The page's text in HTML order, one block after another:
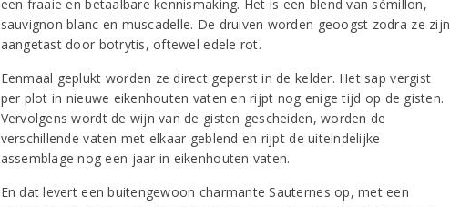
een fraaie en betaalbare kennismaking. Het is een blend van sémillon,
sauvignon blanc en muscadelle. De druiven worden geoogst zodra ze zijn
aangetast door botrytis, oftewel edele rot.
Eenmaal geplukt worden ze direct geperst in de kelder. Het sap vergist
per plot in nieuwe eikenhouten vaten en rijpt nog enige tijd op de gisten.
Vervolgens wordt de wijn van de gisten gescheiden, worden de
verschillende vaten met elkaar geblend en rijpt de uiteindelijke
assemblage nog een jaar in eikenhouten vaten.
En dat levert een buitengewoon charmante Sauternes op, met een